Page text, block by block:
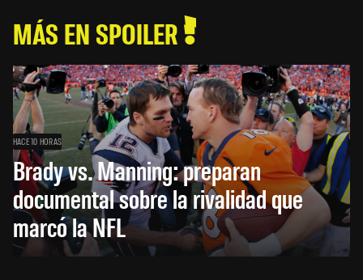
MÁS EN SPOILER
HACE 10 HORAS
Brady vs. Manning: preparan
documental sobre la rivalidad que
marcó la NFL